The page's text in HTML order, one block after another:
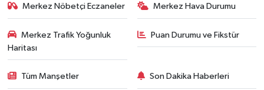
Merkez Nöbetçi Eczaneler Merkez Hava Durumu
Merkez Trafik Yoğunluk
Haritası
Puan Durumu ve Fikstür
Tüm Manşetler Son Dakika Haberleri